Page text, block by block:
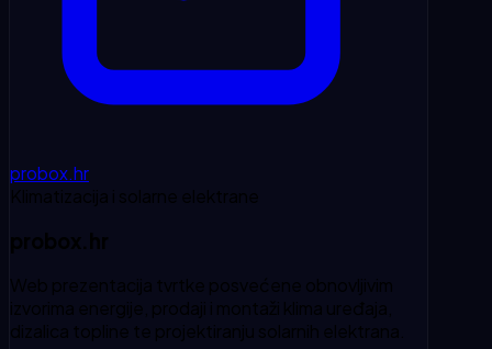
probox.hr
Klimatizacija i solarne elektrane
probox.hr
Web prezentacija tvrtke posvećene obnovljivim
izvorima energije, prodaji i montaži klima uređaja,
dizalica topline te projektiranju solarnih elektrana.